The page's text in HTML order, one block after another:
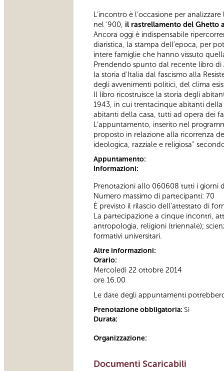
L’incontro è l’occasione per
nel ‘900, il rastrellamento del Ghetto
Ancora oggi è indispensabile
diaristica, la stampa dell’epoca, per
intere famiglie che hanno vissuto
Prendendo spunto dal recente libro di
la storia d'Italia dal fascismo alla
degli avvenimenti politici, del clima
Il libro ricostruisce la storia degli
1943, in cui trentacinque abitanti
abitanti della casa, tutti ad opera dei
L’appuntamento, inserito nel
proposto in relazione alla ricorrenza
ideologica, razziale e religiosa”
Appuntamento:
Informazioni:
Prenotazioni allo 060608 tutti i giorni
Numero massimo di partecipanti: 70
È previsto il rilascio dell’attestato di
La partecipazione a cinque incontri,
antropologia, religioni (triennale);
formativi universitari.
Altre informazioni:
Orario:
Mercoledì 22 ottobre 2014
ore 16.00
Le date degli appuntamenti
Prenotazione obbligatoria: Sì
Durata:
Organizzazione:
Documenti Scaricabili